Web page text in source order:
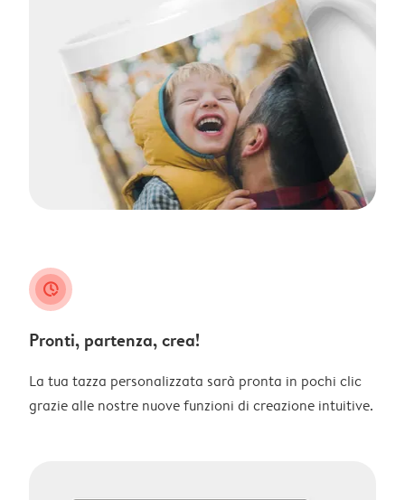
clock_check
Pronti, partenza, crea!
La tua tazza personalizzata sarà pronta in pochi clic
grazie alle nostre nuove funzioni di creazione intuitive.